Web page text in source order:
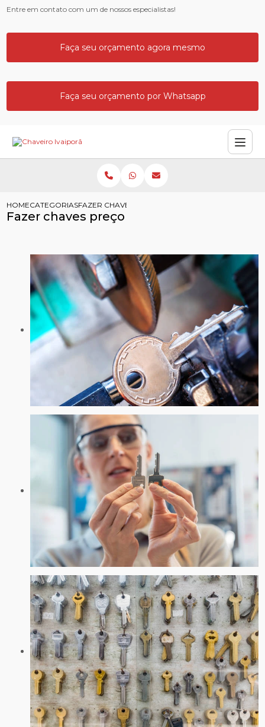
Entre em contato com um de nossos especialistas!
Faça seu orçamento agora mesmo
Faça seu orçamento por Whatsapp
HOMECATEGORIASFAZER CHAVES PRECO
Fazer chaves preço